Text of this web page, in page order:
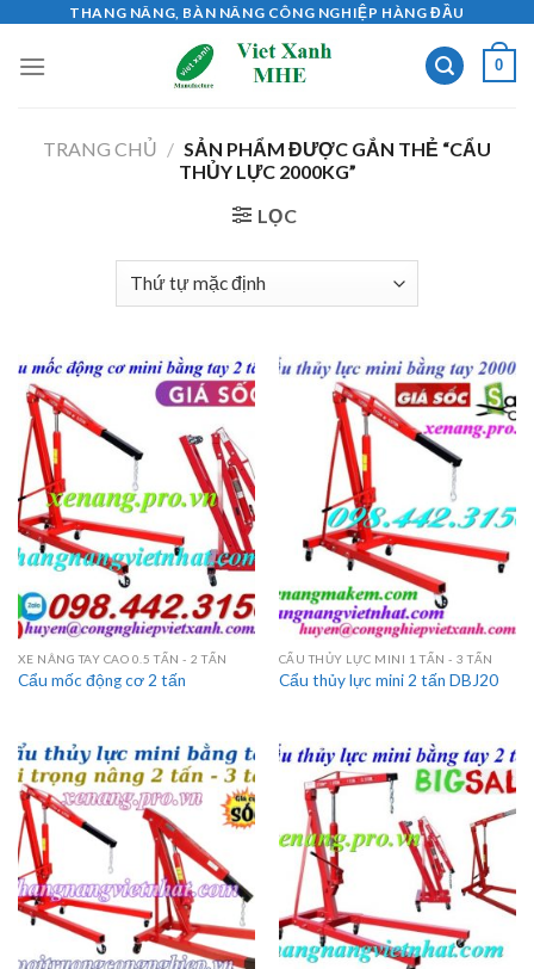
content
THANG NÂNG, BÀN NÂNG CÔNG NGHIỆP HÀNG ĐẦU
0
TRANG CHỦ / SẢN PHẨM ĐƯỢC GẮN THẺ “CẨU
THỦY LỰC 2000KG”
LỌC
XE NÂNG TAY CAO 0.5 TẤN - 2 TẤN
Cẩu mốc động cơ 2 tấn
CẨU THỦY LỰC MINI 1 TẤN - 3 TẤN
Cẩu thủy lực mini 2 tấn DBJ20